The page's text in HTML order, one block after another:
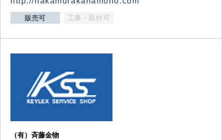
販売可 工事・取付可
（有）斉藤金物